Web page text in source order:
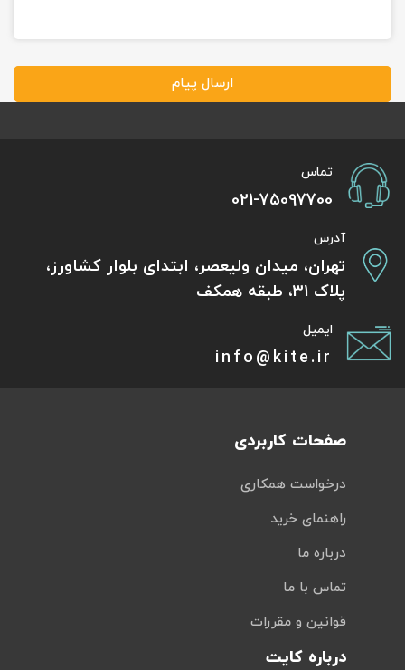
ارسال پیام
تماس
021-75097700
آدرس
تهران، میدان ولیعصر، ابتدای بلوار کشاورز،
پلاک 31، طبقه همکف
ایمیل
info@kite.ir
صفحات کاربردی
درخواست همکاری
راهنمای خرید
درباره ما
تماس با ما
قوانین و مقررات
درباره کایت